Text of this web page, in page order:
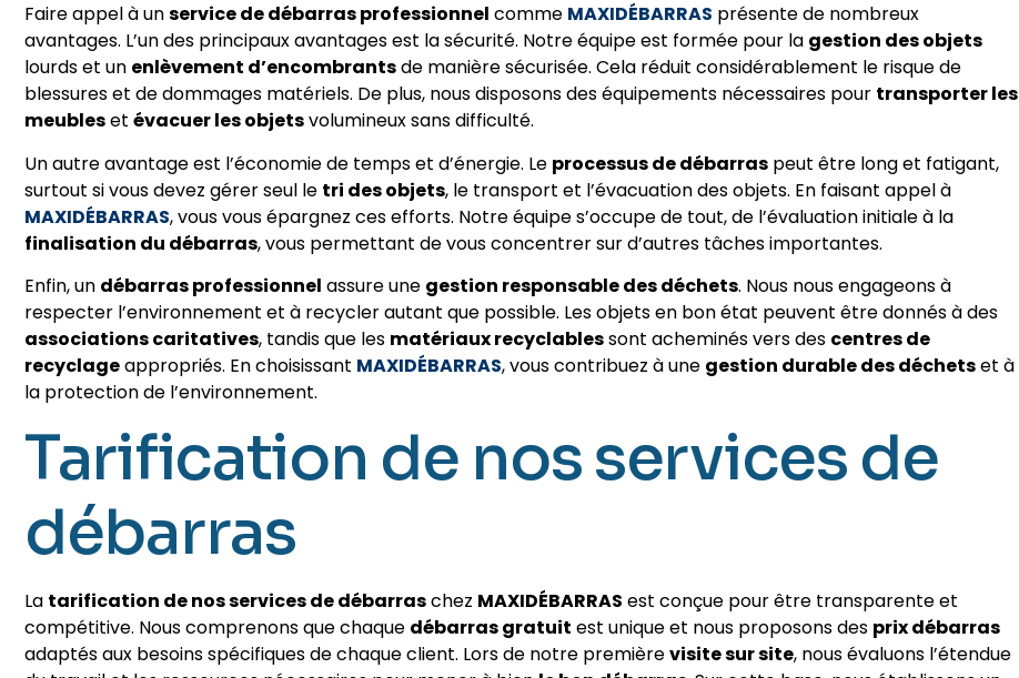
Faire appel à unservice de débarras professionnel comme MAXIDÉBARRAS présente de nombreux
avantages. L’un des principaux avantages est la sécurité. Notre équipe est formée pour la gestion des objets
lourds et un enlèvement d’encombrantsde manière sécurisée. Cela réduit considérablement le risque de
blessures et de dommages matériels. De plus, nous disposons des équipements nécessaires pour transporter les
meubleset évacuer les objetsvolumineux sans difficulté.
Un autre avantage est l’économie de temps et d’énergie. Le processus de débarras peut être long et fatigant,
surtout si vous devez gérer seul le tri des objets, le transport et l’évacuation des objets. En faisant appel à
MAXIDÉBARRAS, vous vous épargnez ces efforts. Notre équipe s’occupe de tout, de l’évaluation initiale à la
finalisation du débarras, vous permettant de vous concentrer sur d’autres tâches importantes.
Enfin, un débarras professionnel assure une gestion responsable des déchets. Nous nous engageons à
respecter l’environnement et à recycler autant que possible. Les objets en bon état peuvent être donnés à des
associations caritatives, tandis que les matériaux recyclablessont acheminés vers des centres de
recyclageappropriés. En choisissant MAXIDÉBARRAS, vous contribuez à une gestion durable des déchetset à
la protection de l’environnement.
Tarification de nos services de
débarras
La tarification de nos services de débarraschez MAXIDÉBARRAS est conçue pour être transparente et
compétitive. Nous comprenons que chaque débarras gratuit est unique et nous proposons des prix débarras
adaptés aux besoins spécifiques de chaque client. Lors de notre premièrevisite sur site, nous évaluons l’étendue